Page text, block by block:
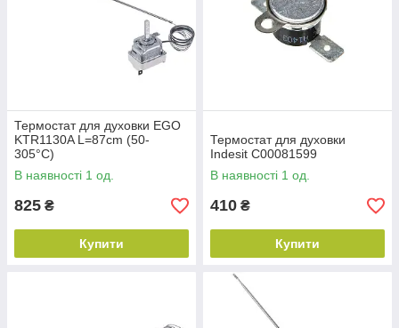
Термостат для духовки EGO
KTR1130A L=87cm (50-
305°C)
В наявності 1 од.
825 ₴
Купити
Термостат для духовки
Indesit C00081599
В наявності 1 од.
410 ₴
Купити